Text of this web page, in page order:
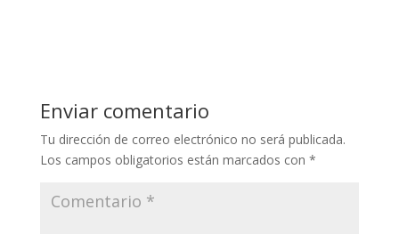
Enviar comentario
Tu dirección de correo electrónico no será publicada.
Los campos obligatorios están marcados con *